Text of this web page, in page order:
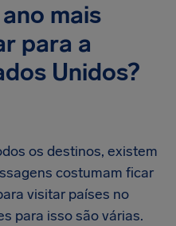
mais
para a
Unidos?
os destinos, existem
costumam ficar
visitar países no
para isso são várias.